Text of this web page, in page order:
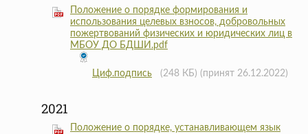
Положение о порядке формирования и
использования целевых взносов, добровольных
пожертвований физических и юридических лиц в
МБОУ ДО БДШИ.pdf
Циф.подпись (248 КБ) (принят 26.12.2022)
2021
Положение о порядке, устанавливающем язык